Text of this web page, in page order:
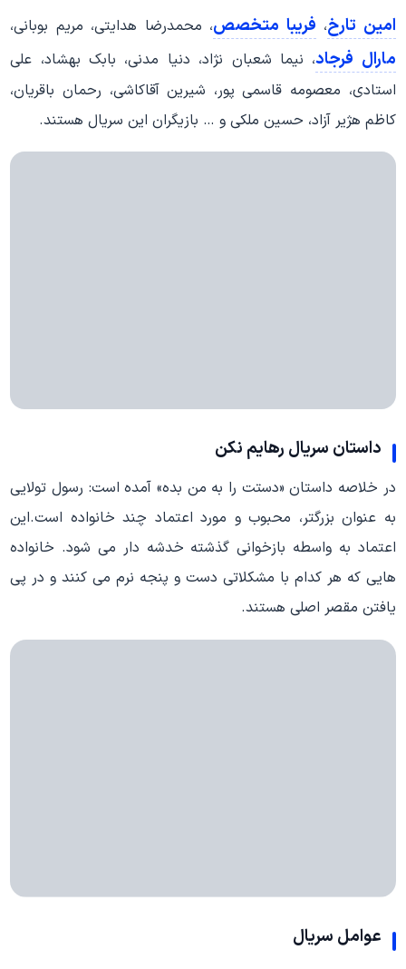
امین تارخ، فریبا متخصص، محمدرضا هدایتی، مریم بوبانی،
مارال فرجاد، نیما شعبان نژاد، دنیا مدنی، بابک بهشاد، علی
استادی، معصومه قاسمی پور، شیرین آقاکاشی، رحمان باقریان،
کاظم هژیر آزاد، حسین ملکی و … بازیگران این سریال هستند.
داستان سریال رهایم نکن
در خلاصه داستان «دستت را به من بده» آمده است: رسول تولایی
به عنوان بزرگتر، محبوب و مورد اعتماد چند خانواده است.این
اعتماد به واسطه بازخوانی گذشته خدشه دار می شود. خانواده
هایی که هر کدام با مشکلاتی دست و پنجه نرم می کنند و در پی
یافتن مقصر اصلی هستند.
عوامل سریال